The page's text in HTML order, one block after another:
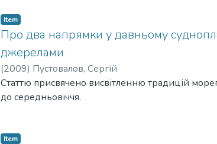
Item
Про два напрямки у давньому
джерелами
(2009) Пустовалов, Сергій
Статтю присвячено висвітленню традицій
до середньовіччя.
Item